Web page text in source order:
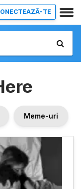
TE
Meme-uri